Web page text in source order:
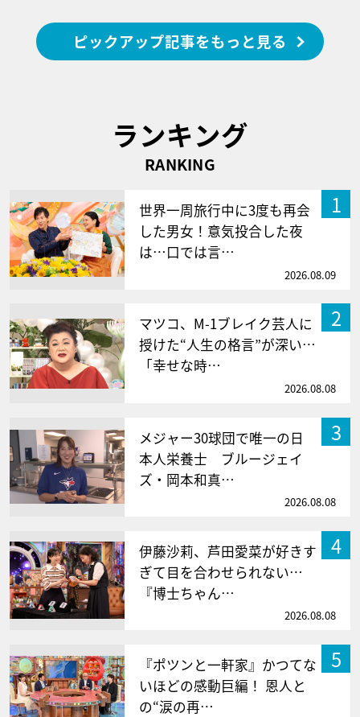
ピックアップ記事をもっと見る
ランキング
RANKING
1
世界一周旅行中に3度も再会
した男女！意気投合した夜
は…口では言…
2026.08.09
2
マツコ、M-1ブレイク芸人に
授けた“人生の格言”が深い…
「幸せな時…
2026.08.08
3
メジャー30球団で唯一の日
本人栄養士 ブルージェイ
ズ・岡本和真…
2026.08.08
4
伊藤沙莉、芦田愛菜が好きす
ぎて目を合わせられない…
『博士ちゃん…
2026.08.08
5
『ポツンと一軒家』かつてな
いほどの感動巨編！ 恩人と
の“涙の再…